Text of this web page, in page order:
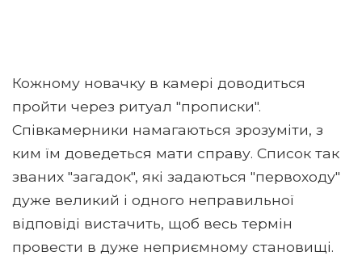
Кожному новачку в камері доводиться
пройти через ритуал "прописки".
Співкамерники намагаються зрозуміти, з
ким їм доведеться мати справу. Список так
званих "загадок", які задаються "первоходу"
дуже великий і одного неправильної
відповіді вистачить, щоб весь термін
провести в дуже неприємному становищі.